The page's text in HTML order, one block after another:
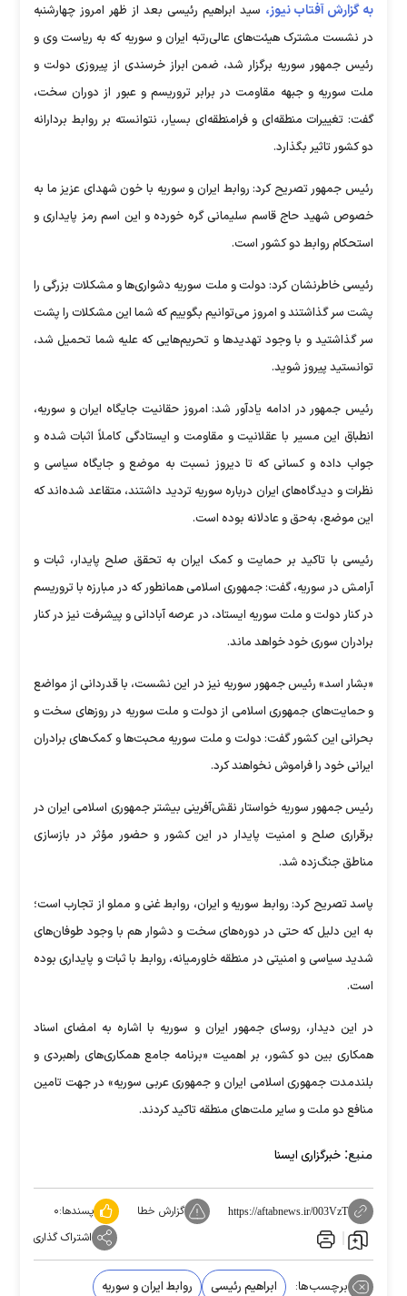
به گزارش آفتاب نیوز، سید ابراهیم رئیسی بعد از ظهر امروز چهارشنبه
در نشست مشترک هیئت‌های عالی‌رتبه ایران و سوریه که به ریاست وی و
رئیس جمهور سوریه برگزار شد، ضمن ابراز خرسندی از پیروزی دولت و
ملت سوریه و جبهه مقاومت در برابر تروریسم و عبور از دوران سخت،
گفت: تغییرات منطقه‌ای و فرامنطقه‌ای بسیار، نتوانسته بر روابط بردارانه
دو کشور تاثیر بگذارد.
رئیس جمهور تصریح کرد: روابط ایران و سوریه با خون شهدای عزیز ما به
خصوص شهید حاج قاسم سلیمانی گره خورده و این اسم رمز پایداری و
استحکام روابط دو کشور است.
رئیسی خاطرنشان کرد: دولت و ملت سوریه دشواری‌ها و مشکلات بزرگی را
پشت سر گذاشتند و امروز می‌توانیم بگوییم که شما این مشکلات را پشت
سر گذاشتید و با وجود تهدید‌ها و تحریم‌هایی که علیه شما تحمیل شد،
توانستید پیروز شوید.
رئیس جمهور در ادامه یادآور شد: امروز حقانیت جایگاه ایران و سوریه،
انطباق این مسیر با عقلانیت و مقاومت و ایستادگی کاملاً اثبات شده و
جواب داده و کسانی که تا دیروز نسبت به موضع و جایگاه سیاسی و
نظرات و دیدگاه‌های ایران درباره سوریه تردید داشتند، متقاعد شده‌اند که
این موضع، به‌حق و عادلانه بوده است.
رئیسی با تاکید بر حمایت و کمک ایران به تحقق صلح پایدار، ثبات و
آرامش در سوریه، گفت: جمهوری اسلامی همانطور که در مبارزه با تروریسم
در کنار دولت و ملت سوریه ایستاد، در عرصه آبادانی و پیشرفت نیز در کنار
برادران سوری خود خواهد ماند.
«بشار اسد» رئیس جمهور سوریه نیز در این نشست، با قدردانی از مواضع
و حمایت‌های جمهوری اسلامی از دولت و ملت سوریه در روز‌های سخت و
بحرانی این کشور گفت: دولت و ملت سوریه محبت‌ها و کمک‌های برادران
ایرانی خود را فراموش نخواهند کرد.
رئیس جمهور سوریه خواستار نقش‌آفرینی بیشتر جمهوری اسلامی ایران در
برقراری صلح و امنیت پایدار در این کشور و حضور مؤثر در بازسازی
مناطق جنگ‌زده شد.
پاسد تصریح کرد: روابط سوریه و ایران، روابط غنی و مملو از تجارب است؛
به این دلیل که حتی در دوره‌های سخت و دشوار هم با وجود طوفان‌های
شدید سیاسی و امنیتی در منطقه خاورمیانه، روابط با ثبات و پایداری بوده
است.
در این دیدار، روسای جمهور ایران و سوریه با اشاره به امضای اسناد
همکاری بین دو کشور، بر اهمیت «برنامه جامع همکاری‌های راهبردی و
بلندمدت جمهوری اسلامی ایران و جمهوری عربی سوریه» در جهت تامین
منافع دو ملت و سایر ملت‌های منطقه تاکید کردند.
منبع: خبرگزاری ایسنا
https://aftabnews.ir/003VzT گزارش خطا پسندها:۰
اشتراک گذاری
برچسب‌ها: ابراهیم رئیسی روابط ایران و سوریه